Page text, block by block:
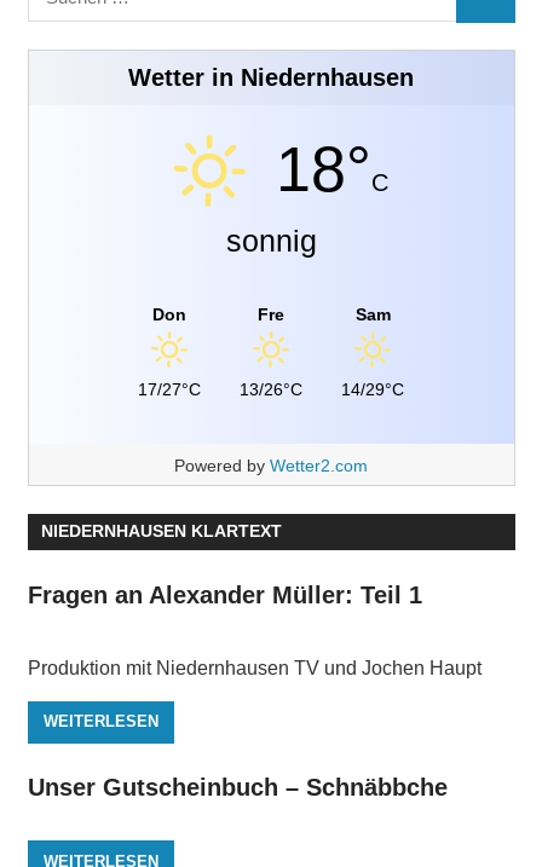
nach:
Wetter in Niedernhausen
18°C
sonnig
Don
17/27°C
Fre
13/26°C
Sam
14/29°C
Powered by Wetter2.com
NIEDERNHAUSEN KLARTEXT
Fragen an Alexander Müller: Teil 1
Produktion mit Niedernhausen TV und Jochen Haupt
WEITERLESEN
Unser Gutscheinbuch – Schnäbbche
WEITERLESEN